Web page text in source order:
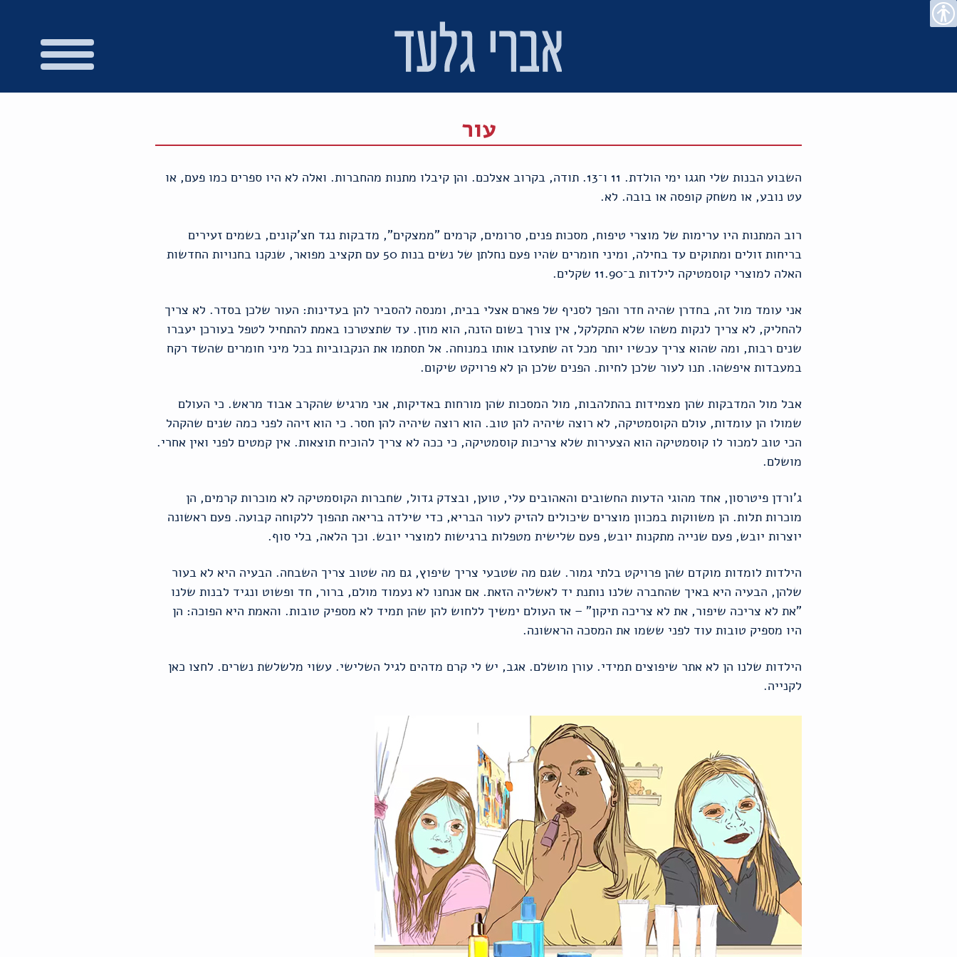
נגישות
מפת
הצהרת
עבור
צרו
עור
השבוע הבנות שלי חגגו ימי הולדת. 11 ו־13. תודה, בקרוב אצלכם. והן קיבלו מתנות מהחברות. ואלה לא היו ספרים כמו פעם, או
עט נובע, או משחק קופסה או בובה. לא.
רוב המתנות היו ערימות של מוצרי טיפוח, מסכות פנים, סרומים, קרמים "ממצקים", מדבקות נגד חצ'קונים, בשמים זעירים
בריחות זולים ומתוקים עד בחילה, ומיני חומרים שהיו פעם נחלתן של נשים בנות 50 עם תקציב מפואר, שנקנו בחנויות החדשות
האלה למוצרי קוסמטיקה לילדות ב־11.90 שקלים.
אני עומד מול זה, בחדרן שהיה חדר והפך לסניף של פארם אצלי בבית, ומנסה להסביר להן בעדינות: העור שלכן בסדר. לא צריך
להחליק, לא צריך לנקות משהו שלא התקלקל, אין צורך בשום הזנה, הוא מוזן. עד שתצטרכו באמת להתחיל לטפל בעורכן יעברו
שנים רבות, ומה שהוא צריך עכשיו יותר מכל זה שתעזבו אותו במנוחה. אל תסתמו את הנקבוביות בכל מיני חומרים שהשד רקח
במעבדות איפשהו. תנו לעור שלכן לחיות. הפנים שלכן הן לא פרויקט שיקום.
אבל מול המדבקות שהן מצמידות בהתלהבות, מול המסכות שהן מורחות באדיקות, אני מרגיש שהקרב אבוד מראש. כי העולם
שמולו הן עומדות, עולם הקוסמטיקה, לא רוצה שיהיה להן טוב. הוא רוצה שיהיה להן חסר. כי הוא זיהה לפני כמה שנים שהקהל
הכי טוב למכור לו קוסמטיקה הוא הצעירות שלא צריכות קוסמטיקה, כי ככה לא צריך להוכיח תוצאות. אין קמטים לפני ואין אחרי.
מושלם.
ג'ורדן פיטרסון, אחד מהוגי הדעות החשובים והאהובים עלי, טוען, ובצדק גדול, שחברות הקוסמטיקה לא מוכרות קרמים, הן
מוכרות תלות. הן משווקות במכוון מוצרים שיכולים להזיק לעור הבריא, כדי שילדה בריאה תהפוך ללקוחה קבועה. פעם ראשונה
יוצרות יובש, פעם שנייה מתקנות יובש, פעם שלישית מטפלות ברגישות למוצרי יובש. וכך הלאה, בלי סוף.
הילדות לומדות מוקדם שהן פרויקט בלתי גמור. שגם מה שטבעי צריך שיפוץ, גם מה שטוב צריך השבחה. הבעיה היא לא בעור
שלהן, הבעיה היא באיך שהחברה שלנו נותנת יד לאשליה הזאת. אם אנחנו לא נעמוד מולם, ברור, חד ופשוט ונגיד לבנות שלנו
"את לא צריכה שיפור, את לא צריכה תיקון" – אז העולם ימשיך ללחוש להן שהן תמיד לא מספיק טובות. והאמת היא הפוכה: הן
היו מספיק טובות עוד לפני ששמו את המסכה הראשונה.
הילדות שלנו הן לא אתר שיפוצים תמידי. עורן מושלם. אגב, יש לי קרם מדהים לגיל השלישי. עשוי מלשלשת נשרים. לחצו כאן
לקנייה.